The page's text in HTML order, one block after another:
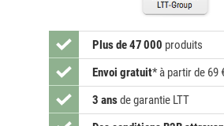
Plus de 47 000 produits
Envoi gratuit* à partir de 69
3 ansde garantie LTT